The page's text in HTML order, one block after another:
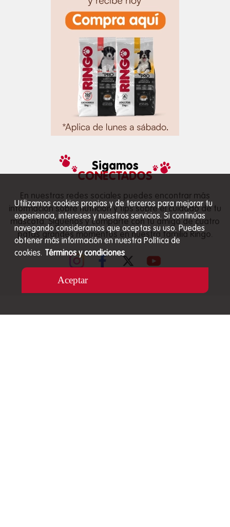
Utilizamos cookies propias y de terceros para mejorar tu
experiencia, intereses y nuestros servicios. Si continúas
navegando consideramos que aceptas su uso. Puedes
obtener más información en nuestra Política de
cookies. Términos y condiciones
Aceptar
Sigamos
CONECTADOS
En nuestras redes sociales puedes encontrar más
información sobre nutrición y tips sobre el cuidado de tu
mascota. Síguenos y comparte con tu amigo de cuatro
patas grandes momentos en nuestra familia Ringo.